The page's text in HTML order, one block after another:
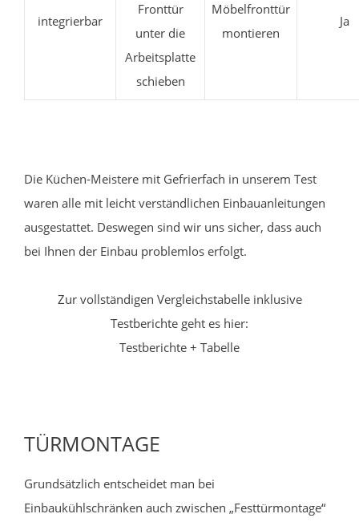
integrierbar
Fronttür
unter die
Arbeitsplatte
schieben
Möbelfronttür
montieren
Ja
Die Küchen-Meistere mit Gefrierfach in unserem Test
waren alle mit leicht verständlichen Einbauanleitungen
ausgestattet. Deswegen sind wir uns sicher, dass auch
bei Ihnen der Einbau problemlos erfolgt.
Zur vollständigen Vergleichstabelle inklusive
Testberichte geht es hier:
Testberichte + Tabelle
TÜRMONTAGE
Grundsätzlich entscheidet man bei
Einbaukühlschränken auch zwischen „Festtürmontage“